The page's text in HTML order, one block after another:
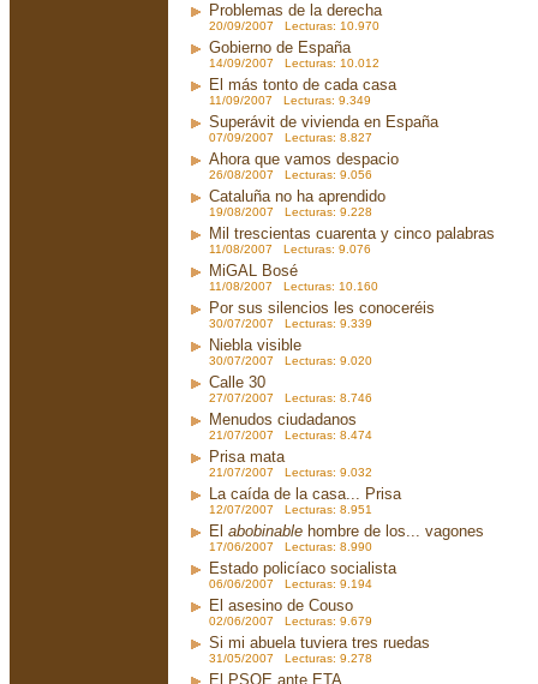
Problemas de la derecha
20/09/2007 Lecturas: 10.970
Gobierno de España
14/09/2007 Lecturas: 10.012
El más tonto de cada casa
11/09/2007 Lecturas: 9.349
Superávit de vivienda en España
07/09/2007 Lecturas: 8.827
Ahora que vamos despacio
26/08/2007 Lecturas: 9.056
Cataluña no ha aprendido
19/08/2007 Lecturas: 9.228
Mil trescientas cuarenta y cinco palabras
11/08/2007 Lecturas: 9.076
MiGAL Bosé
11/08/2007 Lecturas: 10.160
Por sus silencios les conoceréis
30/07/2007 Lecturas: 9.339
Niebla visible
30/07/2007 Lecturas: 9.020
Calle 30
27/07/2007 Lecturas: 8.746
Menudos ciudadanos
21/07/2007 Lecturas: 8.474
Prisa mata
21/07/2007 Lecturas: 9.032
La caída de la casa... Prisa
12/07/2007 Lecturas: 8.951
El abobinable hombre de los... vagones
17/06/2007 Lecturas: 8.990
Estado policíaco socialista
06/06/2007 Lecturas: 9.194
El asesino de Couso
02/06/2007 Lecturas: 9.679
Si mi abuela tuviera tres ruedas
31/05/2007 Lecturas: 9.278
El PSOE ante ETA